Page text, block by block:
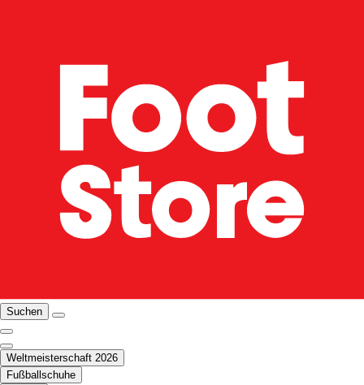
Suchen
Weltmeisterschaft 2026
Fußballschuhe